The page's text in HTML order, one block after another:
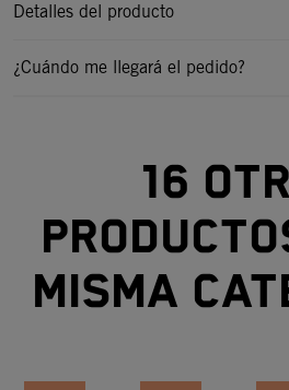
Detalles del producto
¿Cuándo me llegará el pedido?
16
misma